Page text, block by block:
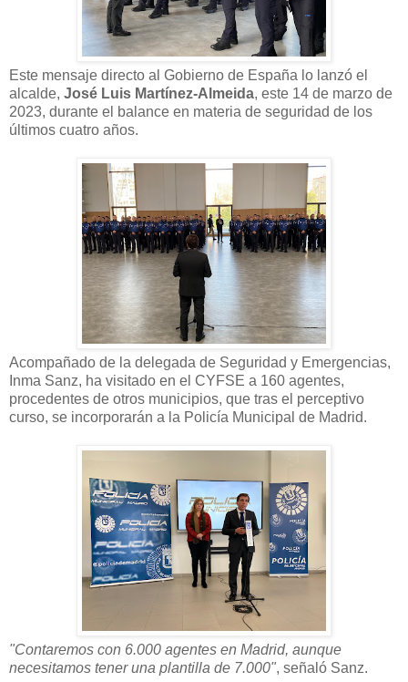
Este mensaje directo al Gobierno de España lo lanzó el
alcalde, José Luis Martínez-Almeida, este 14 de marzo de
2023, durante el balance en materia de seguridad de los
últimos cuatro años.
Acompañado de la delegada de Seguridad y Emergencias,
Inma Sanz, ha visitado en el CYFSE a 160 agentes,
procedentes de otros municipios, que tras el perceptivo
curso, se incorporarán a la Policía Municipal de Madrid.
"Contaremos con 6.000 agentes en Madrid, aunque
necesitamos tener una plantilla de 7.000", señaló Sanz.